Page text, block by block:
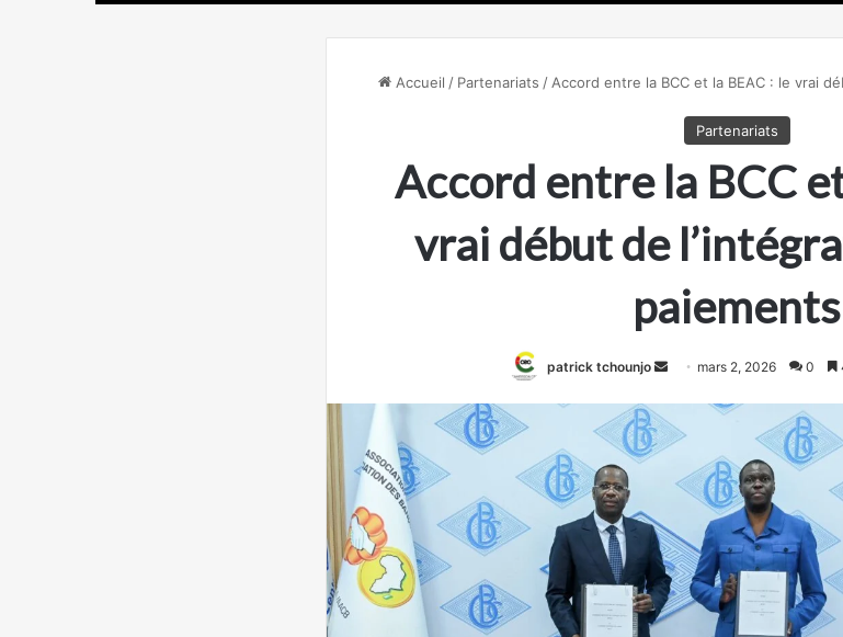
Accueil / Partenariats / Accord entre la BCC et la BEAC : le vrai
Partenariats
Accord entre la BCC
vrai début de
paiements
patrick tchounjo
Envoyer
courriel
mars 2, 2026 0